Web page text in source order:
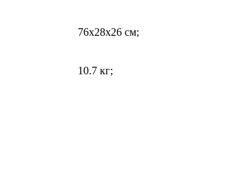
76x28x26 см;
10.7 кг;